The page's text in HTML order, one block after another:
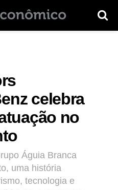
celebra
no
Águia Branca
uma história
tecnologia e